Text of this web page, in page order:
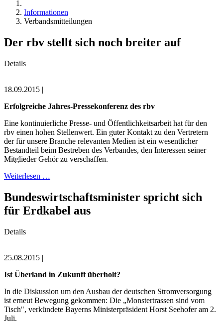
Informationen
Verbandsmitteilungen
Der rbv stellt sich noch breiter auf
Details
18.09.2015 |
Erfolgreiche Jahres-Pressekonferenz des rbv
Eine kontinuierliche Presse- und Öffentlichkeitsarbeit hat für den
rbv einen hohen Stellen­wert. Ein guter Kontakt zu den Vertretern
der für unsere Branche relevanten Medien ist ein wesentlicher
Bestandteil beim Bestreben des Verbandes, den Interessen seiner
Mitglieder Gehör zu verschaffen.
Weiterlesen …
Bundeswirtschaftsminister spricht sich
für Erdkabel aus
Details
25.08.2015 |
Ist Überland in Zukunft überholt?
In die Diskussion um den Ausbau der deutschen Stromversorgung
ist erneut Bewegung gekommen: Die „Monstertrassen sind vom
Tisch", verkündete Bayerns Ministerpräsident Horst Seehofer am 2.
Juli.